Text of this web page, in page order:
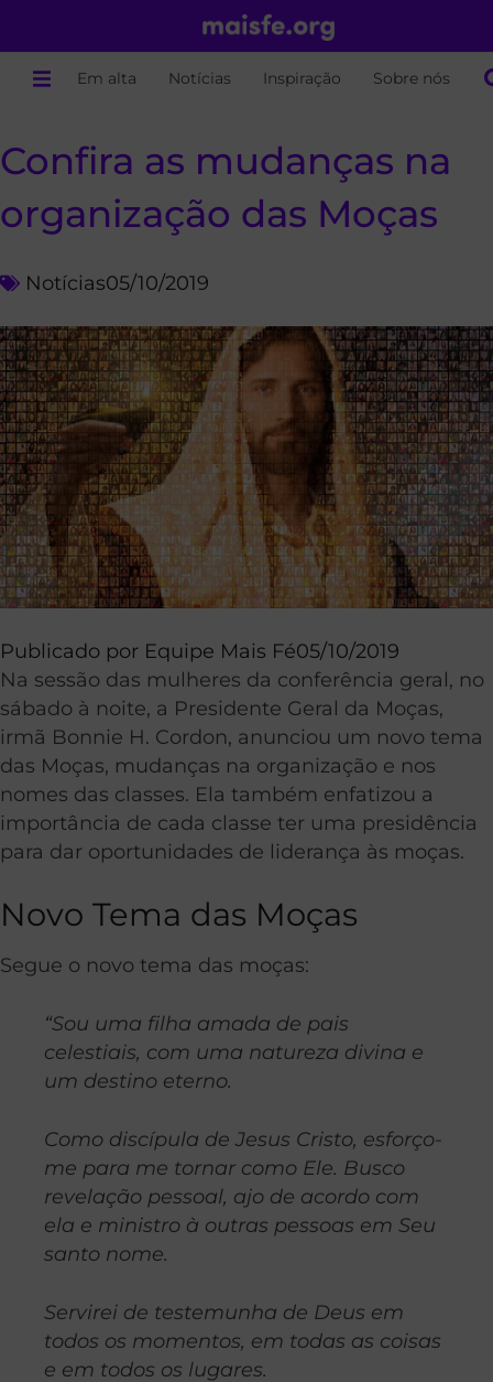
Em alta Notícias Inspiração Sobre nós
Confira as mudanças na
organização das Moças
Notícias05/10/2019
Publicado por Equipe Mais Fé05/10/2019
Na sessão das mulheres da conferência geral, no
sábado à noite, a Presidente Geral da Moças,
irmã Bonnie H. Cordon, anunciou um novo tema
das Moças, mudanças na organização e nos
nomes das classes. Ela também enfatizou a
importância de cada classe ter uma presidência
para dar oportunidades de liderança às moças.
Novo Tema das Moças
Segue o novo tema das moças:
“Sou uma filha amada de pais
celestiais, com uma natureza divina e
um destino eterno.
Como discípula de Jesus Cristo, esforço-
me para me tornar como Ele. Busco
revelação pessoal, ajo de acordo com
ela e ministro à outras pessoas em Seu
santo nome.
Servirei de testemunha de Deus em
todos os momentos, em todas as coisas
e em todos os lugares.